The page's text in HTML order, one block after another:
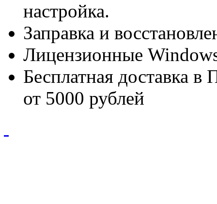
настройка.
Заправка и
Лицензионные
Бесплатная доставка в
от 5000 рублей